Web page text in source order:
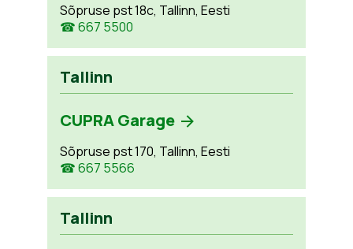
Sõpruse pst 18c, Tallinn, Eesti
☎ 667 5500
Tallinn
CUPRA Garage
Sõpruse pst 170, Tallinn, Eesti
☎ 667 5566
Tallinn